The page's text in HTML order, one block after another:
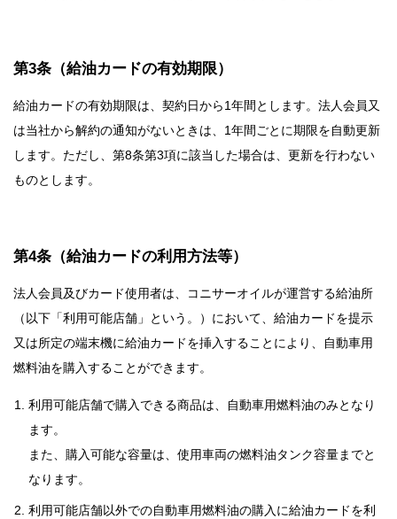
第3条（給油カードの有効期限）
給油カードの有効期限は、契約日から1年間とします。法人会員又
は当社から解約の通知がないときは、1年間ごとに期限を自動更新
します。ただし、第8条第3項に該当した場合は、更新を行わない
ものとします。
第4条（給油カードの利用方法等）
法人会員及びカード使用者は、コニサーオイルが運営する給油所
（以下「利用可能店舗」という。）において、給油カードを提示
又は所定の端末機に給油カードを挿入することにより、自動車用
燃料油を購入することができます。
利用可能店舗で購入できる商品は、自動車用燃料油のみとなり
ます。
また、購入可能な容量は、使用車両の燃料油タンク容量までと
なります。
利用可能店舗以外での自動車用燃料油の購入に給油カードを利